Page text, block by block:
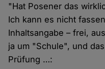
"Hat Posener das
Ich kann es nicht
Inhaltsangabe – frei,
ja um "Schule", und
Prüfung …: